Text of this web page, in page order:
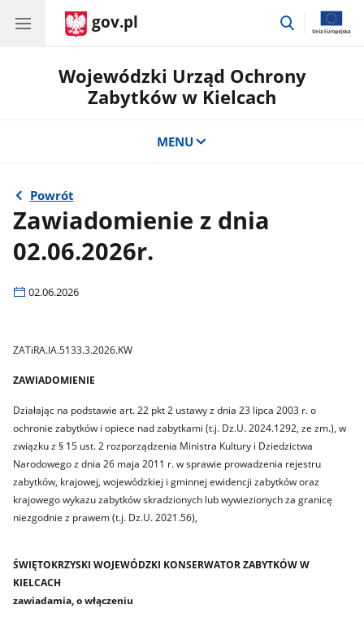
gov.pl
przejdź
Wojewódzki Urząd Ochrony
Zabytków w Kielcach
MENU
Powrót
Zawiadomienie z dnia
02.06.2026r.
02.06.2026
ZATiRA.IA.5133.3.2026.KW
ZAWIADOMIENIE
Działając na podstawie art. 22 pkt 2 ustawy z dnia 23 lipca 2003 r. o
ochronie zabytków i opiece nad zabytkami (t.j. Dz.U. 2024.1292, ze zm.), w
związku z § 15 ust. 2 rozporządzenia Ministra Kultury i Dziedzictwa
Narodowego z dnia 26 maja 2011 r. w sprawie prowadzenia rejestru
zabytków, krajowej, wojewódzkiej i gminnej ewidencji zabytków oraz
krajowego wykazu zabytków skradzionych lub wywiezionych za granicę
niezgodnie z prawem (t.j. Dz.U. 2021.56),
ŚWIĘTOKRZYSKI WOJEWÓDZKI KONSERWATOR ZABYTKÓW W
KIELCACH
zawiadamia, o włączeniu